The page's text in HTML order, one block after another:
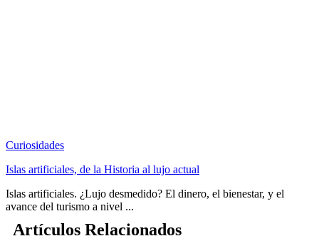
Curiosidades
Islas artificiales, de la Historia al lujo actual
Islas artificiales. ¿Lujo desmedido? El dinero, el bienestar, y el
avance del turismo a nivel ...
Artículos Relacionados